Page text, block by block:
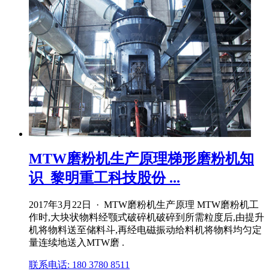
MTW磨粉机生产原理梯形磨粉机知
识_黎明重工科技股份 ...
2017年3月22日 · MTW磨粉机生产原理 MTW磨粉机工
作时,大块状物料经颚式破碎机破碎到所需粒度后,由提升
机将物料送至储料斗,再经电磁振动给料机将物料均匀定
量连续地送入MTW磨 .
联系电话: 180 3780 8511